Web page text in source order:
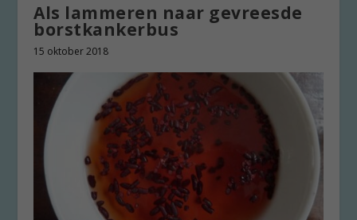
Als lammeren naar gevreesde
borstkankerbus
15 oktober 2018